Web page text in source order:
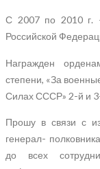
С 2007 по 2010 г.
Российской
Награжден
степени, «За
Силах СССР» 2-й и
Прошу в связи с
генерал-
до всех